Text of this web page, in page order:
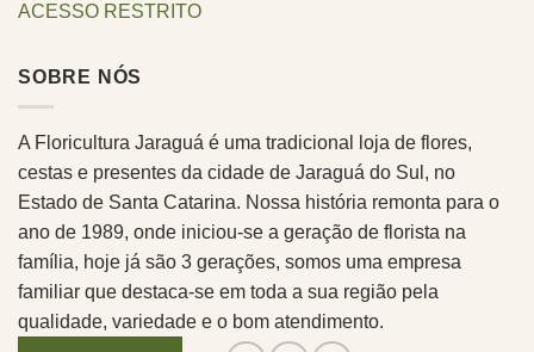
ACESSO RESTRITO
SOBRE NÓS
A Floricultura Jaraguá é uma tradicional loja de flores,
cestas e presentes da cidade de Jaraguá do Sul, no
Estado de Santa Catarina. Nossa história remonta para o
ano de 1989, onde iniciou-se a geração de florista na
família, hoje já são 3 gerações, somos uma empresa
familiar que destaca-se em toda a sua região pela
qualidade, variedade e o bom atendimento.